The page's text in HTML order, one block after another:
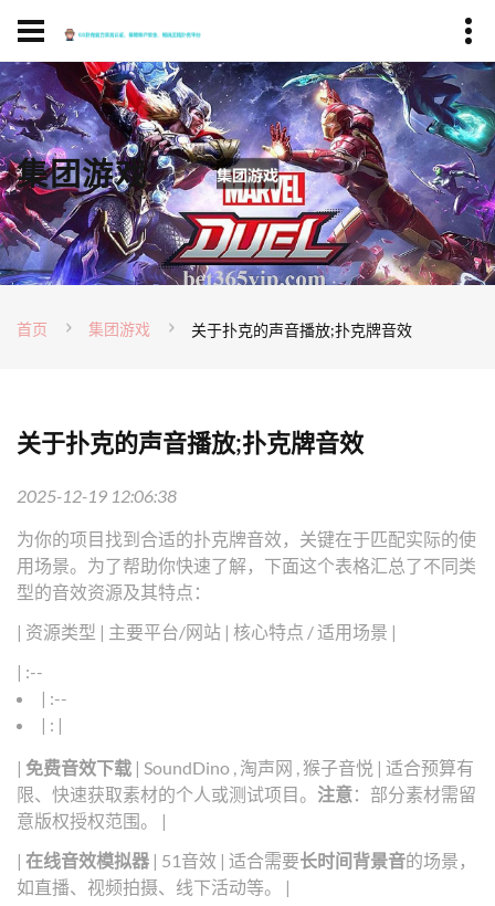
集团游戏
首页 集团游戏 关于扑克的声音播放;扑克牌音效
关于扑克的声音播放;扑克牌音效
2025-12-19 12:06:38
为你的项目找到合适的扑克牌音效，关键在于匹配实际的使
用场景。为了帮助你快速了解，下面这个表格汇总了不同类
型的音效资源及其特点：
| 资源类型 | 主要平台/网站 | 核心特点 / 适用场景 |
| :--
| :--
| : |
| 免费音效下载 | SoundDino , 淘声网 , 猴子音悦 | 适合预算有
限、快速获取素材的个人或测试项目。 注意：部分素材需留
意版权授权范围。 |
| 在线音效模拟器 | 51音效 | 适合需要长时间背景音的场景，
如直播、视频拍摄、线下活动等。 |